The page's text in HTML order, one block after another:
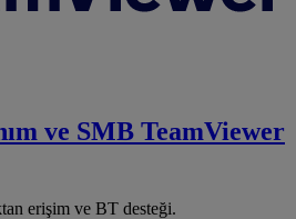
ve SMB TeamViewer
erişim ve BT desteği.